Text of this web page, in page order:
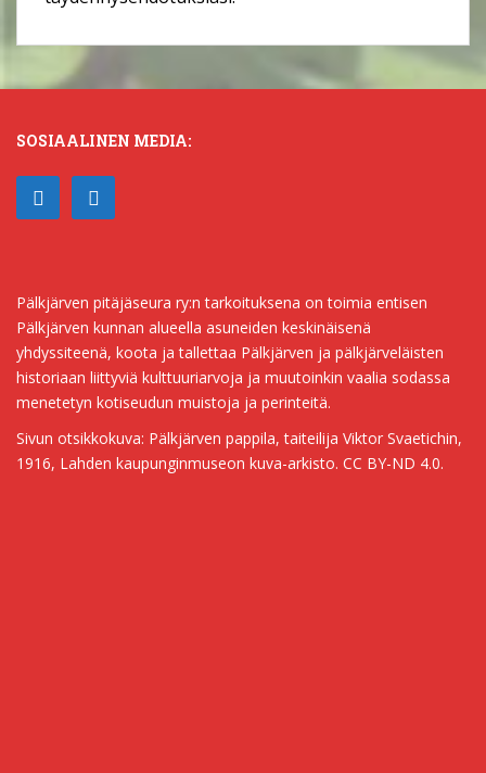
SOSIAALINEN MEDIA:
Pälkjärven pitäjäseura ry:n tarkoituksena on toimia entisen
Pälkjärven kunnan alueella asuneiden keskinäisenä
yhdyssiteenä, koota ja tallettaa Pälkjärven ja pälkjärveläisten
historiaan liittyviä kulttuuriarvoja ja muutoinkin vaalia sodassa
menetetyn kotiseudun muistoja ja perinteitä.
Sivun otsikkokuva: Pälkjärven pappila, taiteilija Viktor Svaetichin,
1916, Lahden kaupunginmuseon kuva-arkisto. CC BY-ND 4.0.